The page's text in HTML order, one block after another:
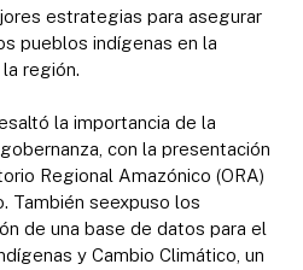
estrategias para asegurar
pueblos indígenas en la
región.
la importancia de la
con la presentación
Regional Amazónico (ORA)
También seexpuso los
de una base de datos para el
y Cambio Climático, un